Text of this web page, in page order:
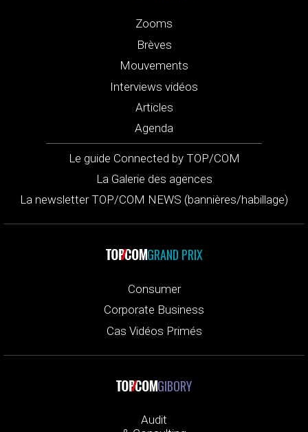
Zooms
Brèves
Mouvements
Interviews vidéos
Articles
Agenda
Le guide Connected by TOP/COM
La Galerie des agences
La newsletter TOP/COM NEWS (bannières/habillage)
GRAND PRIX
Consumer
Corporate Business
Cas Vidéos Primés
GIBORY
Audit